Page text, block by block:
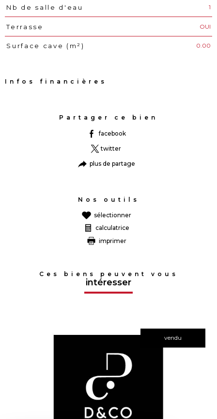
Nb de salle d'eau 1
Terrasse OUI
Surface cave (m²) 0.00
Infos financières
Partager ce bien
facebook
twitter
plus de partage
Nos outils
sélectionner
calculatrice
imprimer
Ces biens peuvent vous
intéresser
vendu
voir le bien